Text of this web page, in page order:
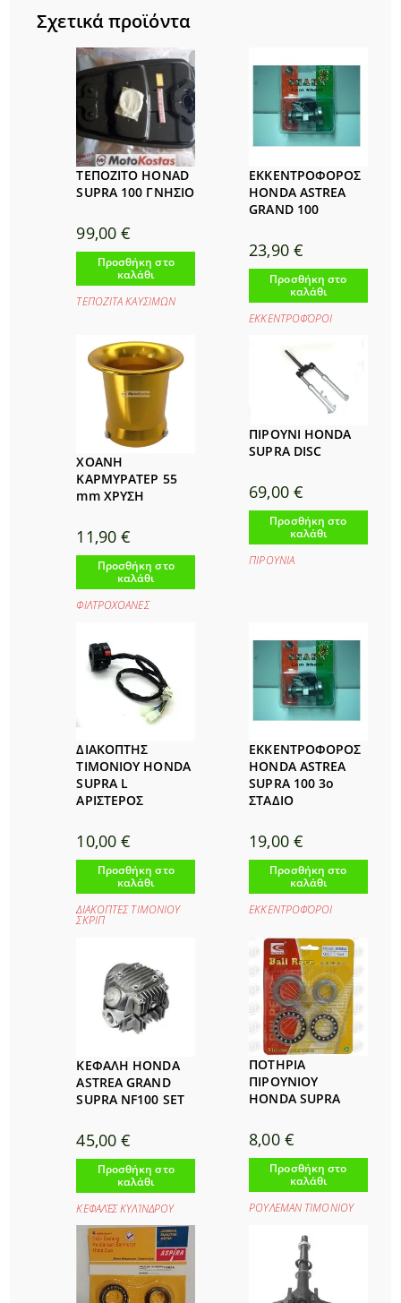
Σχετικά προϊόντα
ΤΕΠΟΖΙΤΟ HONAD
SUPRA 100 ΓΝΗΣΙΟ
99,00€
Προσθήκη στο
καλάθι
ΤΕΠΟΖΙΤΑ ΚΑΥΣΙΜΩΝ
ΕΚΚΕΝΤΡΟΦΟΡΟΣ
HONDA ASTREA
GRAND 100
23,90 €
Προσθήκη στο
καλάθι
ΕΚΚΕΝΤΡΟΦΌΡΟΙ
ΧΟΑΝΗ
ΚΑΡΜΥΡΑΤΕΡ 55
mm ΧΡΥΣΗ
11,90€
Προσθήκη στο
καλάθι
ΦΙΛΤΡΟΧΟΑΝΕΣ
ΠΙΡΟΥΝΙ HONDA
SUPRA DISC
69,00 €
Προσθήκη στο
καλάθι
ΠΙΡΟΥΝΙΑ
ΔΙΑΚΟΠΤΗΣ
ΤΙΜΟΝΙΟΥ HONDA
SUPRA L
ΑΡΙΣΤΕΡΟΣ
10,00€
Προσθήκη στο
καλάθι
ΔΙΑΚΟΠΤΕΣ ΤΙΜΟΝΙΟΥ
ΣΚΡΙΠ
ΕΚΚΕΝΤΡΟΦΟΡΟΣ
HONDA ASTREA
SUPRA 100 3ο
ΣΤΑΔΙΟ
19,00 €
Προσθήκη στο
καλάθι
ΕΚΚΕΝΤΡΟΦΌΡΟΙ
ΚΕΦΑΛΗ HONDA
ASTREA GRAND
SUPRA NF100 SET
45,00€
Προσθήκη στο
καλάθι
ΚΕΦΑΛΈΣ ΚΥΛΊΝΔΡΟΥ
ΠΟΤΗΡΙΑ
ΠΙΡΟΥΝΙΟΥ
HONDA SUPRA
8,00 €
Προσθήκη στο
καλάθι
ΡΟΥΛΕΜΑΝ ΤΙΜΟΝΙΟΥ